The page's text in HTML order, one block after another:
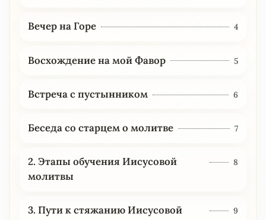
Вечер на Горе 4
Восхождение на мой Фавор 5
Встреча с пустынником 6
Беседа со старцем о молитве 7
2. Этапы обучения Иисусовой
молитвы
8
3. Пути к стяжанию Иисусовой
9